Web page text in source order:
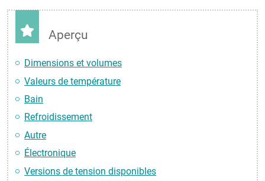
Aperçu
Dimensions et volumes
Valeurs de température
Bain
Refroidissement
Autre
Électronique
Versions de tension disponibles